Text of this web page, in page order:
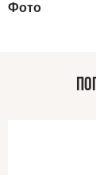
Фото